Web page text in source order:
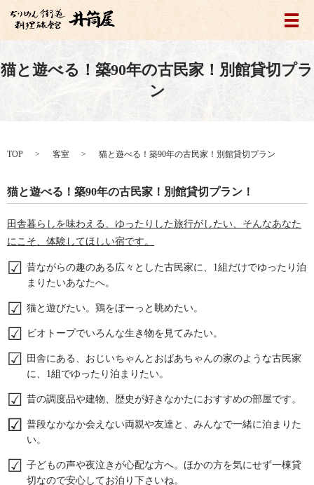
メ
猫と遊べる！築90年の古民家！別館貸切プラ
ン
TOP 客室 猫と遊べる！築90年の古民家！別館貸切プラン
猫と遊べる！築90年の古民家！別館貸切プラン！
田舎暮らしを味わえる、ゆったりした旅行がしたい、そんなあなた
にこそ、体験してほしい宿です。
昔ながらの趣のある広々とした古民家に、1組だけでゆったり泊
まりたいあなたへ。
猫と遊びたい。鶏をぼーっと眺めたい。
ビオトープでいろんな生き物を見てみたい。
田舎にある、おじいちゃんとおばあちゃんの家のような古民家
に、1組でゆったり泊まりたい。
昔の調度品や建物、歴史が好きなかたにおすすめの部屋です。
普段なかなか会えない両親や友達と、みんなで一緒に泊まりた
い。
子どもの声や夜泣きが心配な方へ。ほかの方を気にせず一棟貸
切なので安心してお泊り下さいね。